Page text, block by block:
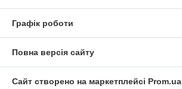
Графік роботи
Повна версія сайту
Сайт створено на маркетплейсі Prom.ua